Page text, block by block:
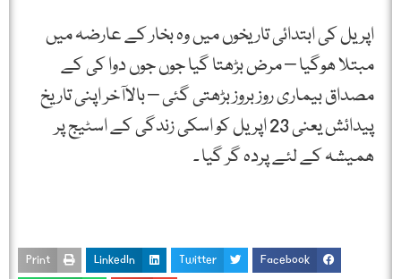
اپریل کی ابتدائی تاریخوں میں وہ بخار کے عارضہ میں
مبتلا ھوگیا – مرض بڑھتا گیا جوں جوں دوا کی کے
مصداق بیماری روز بروز بڑھتی گئی – بالاآخر اپنی تاریخ
پیدائش یعنی 23 اپریل کو اسکی زندگی کے اسٹیج پر
ھمیشہ کے لئے پردہ گر گیا ۔
Facebook
Twitter
LinkedIn
Print